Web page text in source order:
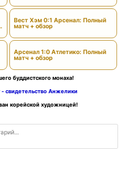
Вест Хэм 0:1 Арсенал: Полный
матч + обзор
Арсенал 1:0 Атлетико: Полный
матч + обзор
буддистского монаха!
свидетельство Анжелики
корейской художницей!